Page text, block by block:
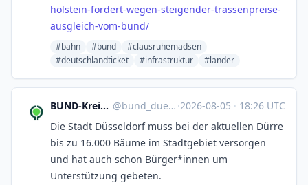
holstein-fordert-wegen-steigender-trassenpreise-
ausgleich-vom-bund/
#bahn #bund
#clausruhemadsen
#deutschlandticket
#infrastruktur #lander
BUND-Kreisgruppe Düsseldorf @bund_duesseldorf@nrw.social ·2026-08-05 · 18:26 UTC
Die Stadt Düsseldorf muss bei der aktuellen Dürre
bis zu 16.000 Bäume im Stadtgebiet versorgen
und hat auch schon Bürger*innen um
Unterstützung gebeten.